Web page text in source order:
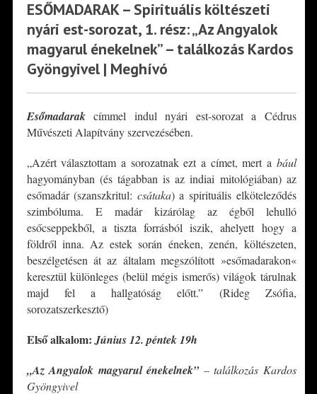
ESŐMADARAK – Spirituális költészeti
nyári est-sorozat, 1. rész: „Az Angyalok
magyarul énekelnek” – találkozás Kardos
Gyöngyivel | Meghívó
Esőmadarakcímmel indul nyári est-sorozat a Cédrus
Művészeti Alapítvány szervezésében.
„Azért választottam a sorozatnak ezt a címet, mert a bául
hagyományban (és tágabban is az indiai mitológiában) az
esőmadár (szanszkritul: csátaka) a spirituális elköteleződés
szimbóluma. E madár kizárólag az égből lehulló
esőcseppekből, a tiszta forrásból iszik, ahelyett hogy a
földről inna. Az estek során éneken, zenén, költészeten,
beszélgetésen át az általam megszólított »esőmadarakon«
keresztül különleges (belül mégis ismerős) világok tárulnak
majd fel a hallgatóság előtt.” (Rideg Zsófia,
sorozatszerkesztő)
Első alkalom:Június 12. péntek 19h
„Az Angyalok magyarul énekelnek” – találkozás Kardos
Gyöngyivel